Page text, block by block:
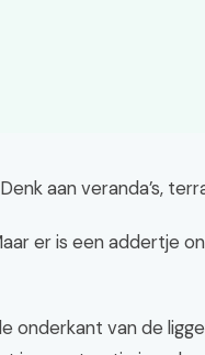
aan veranda’s,
er is een addertje
onderkant van de